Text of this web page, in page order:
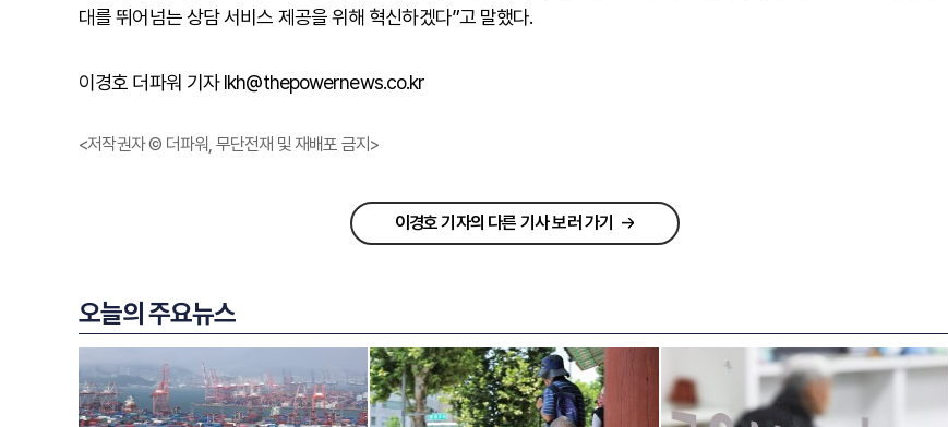
대를 뛰어넘는 상담 서비스 제공을 위해 혁신하겠다”고 말했다.
이경호 더파워 기자 lkh@thepowernews.co.kr
<저작권자 © 더파워, 무단전재 및 재배포 금지>
이경호 기자의 다른 기사 보러 가기
오늘의 주요뉴스